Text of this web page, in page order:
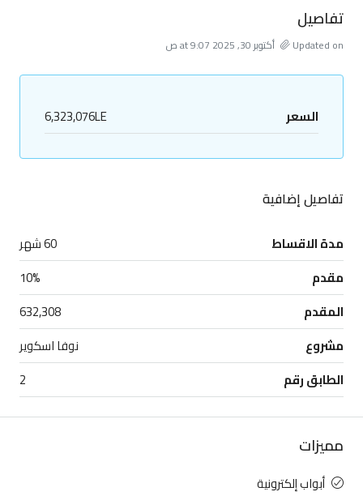
تفاصيل
Updated on أكتوبر 30, 2025 at 9:07 ص
السعر 6,323,076LE
تفاصيل إضافية
مدة الاقساط
60 شهر
مقدم
10%
المقدم
632,308
مشروع
نوفا اسكوير
الطابق رقم
2
مميزات
أبواب إلكترونية